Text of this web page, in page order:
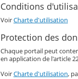
Conditions
VoirCharte d'utilisation
Protection des
Chaque portail peut
en application de l'article
VoirCharte d'utilisation,